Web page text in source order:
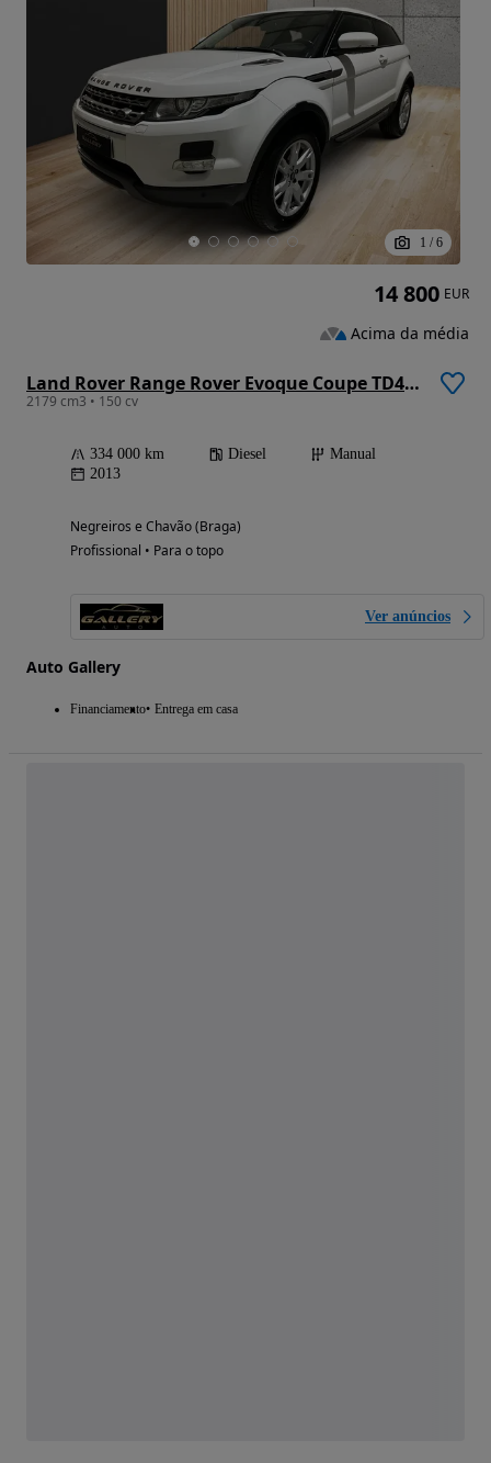
1 / 6
Land Rover Range Rover Evoque Coupe TD4 Dynamic
2179 cm3 • 150 cv
334 000 km Diesel
Manual
2013
Negreiros e Chavão (Braga)
Profissional • Para o topo
Ver anúncios
Auto Gallery
Financiamento Entrega em casa
14 800 EUR
Acima da média